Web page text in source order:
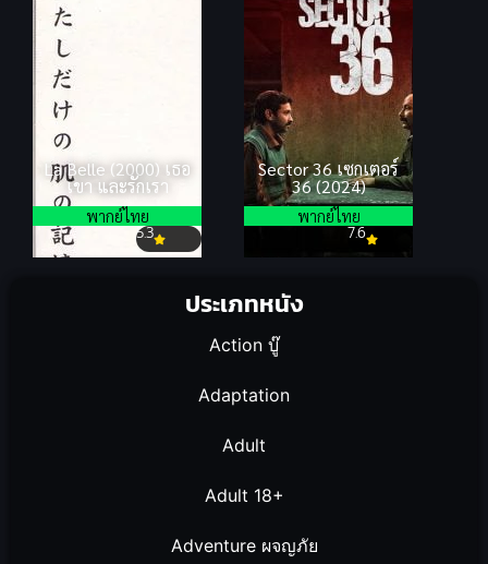
ประเภทหนัง
Action บู๊
Adaptation
Adult
Adult 18+
Adventure ผจญภัย
La Belle (2000) เธอ
เขา และรักเรา
5.3
พากย์ไทย
Sector 36 เซกเตอร์
36 (2024)
7.6
พากย์ไทย